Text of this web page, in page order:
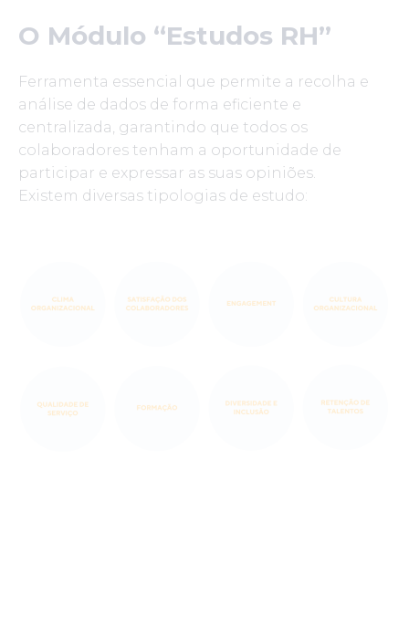
O Módulo “Estudos RH”
Ferramenta essencial que permite a recolha e
análise de dados de forma eficiente e
centralizada, garantindo que todos os
colaboradores tenham a oportunidade de
participar e expressar as suas opiniões.
Existem diversas tipologias de estudo: